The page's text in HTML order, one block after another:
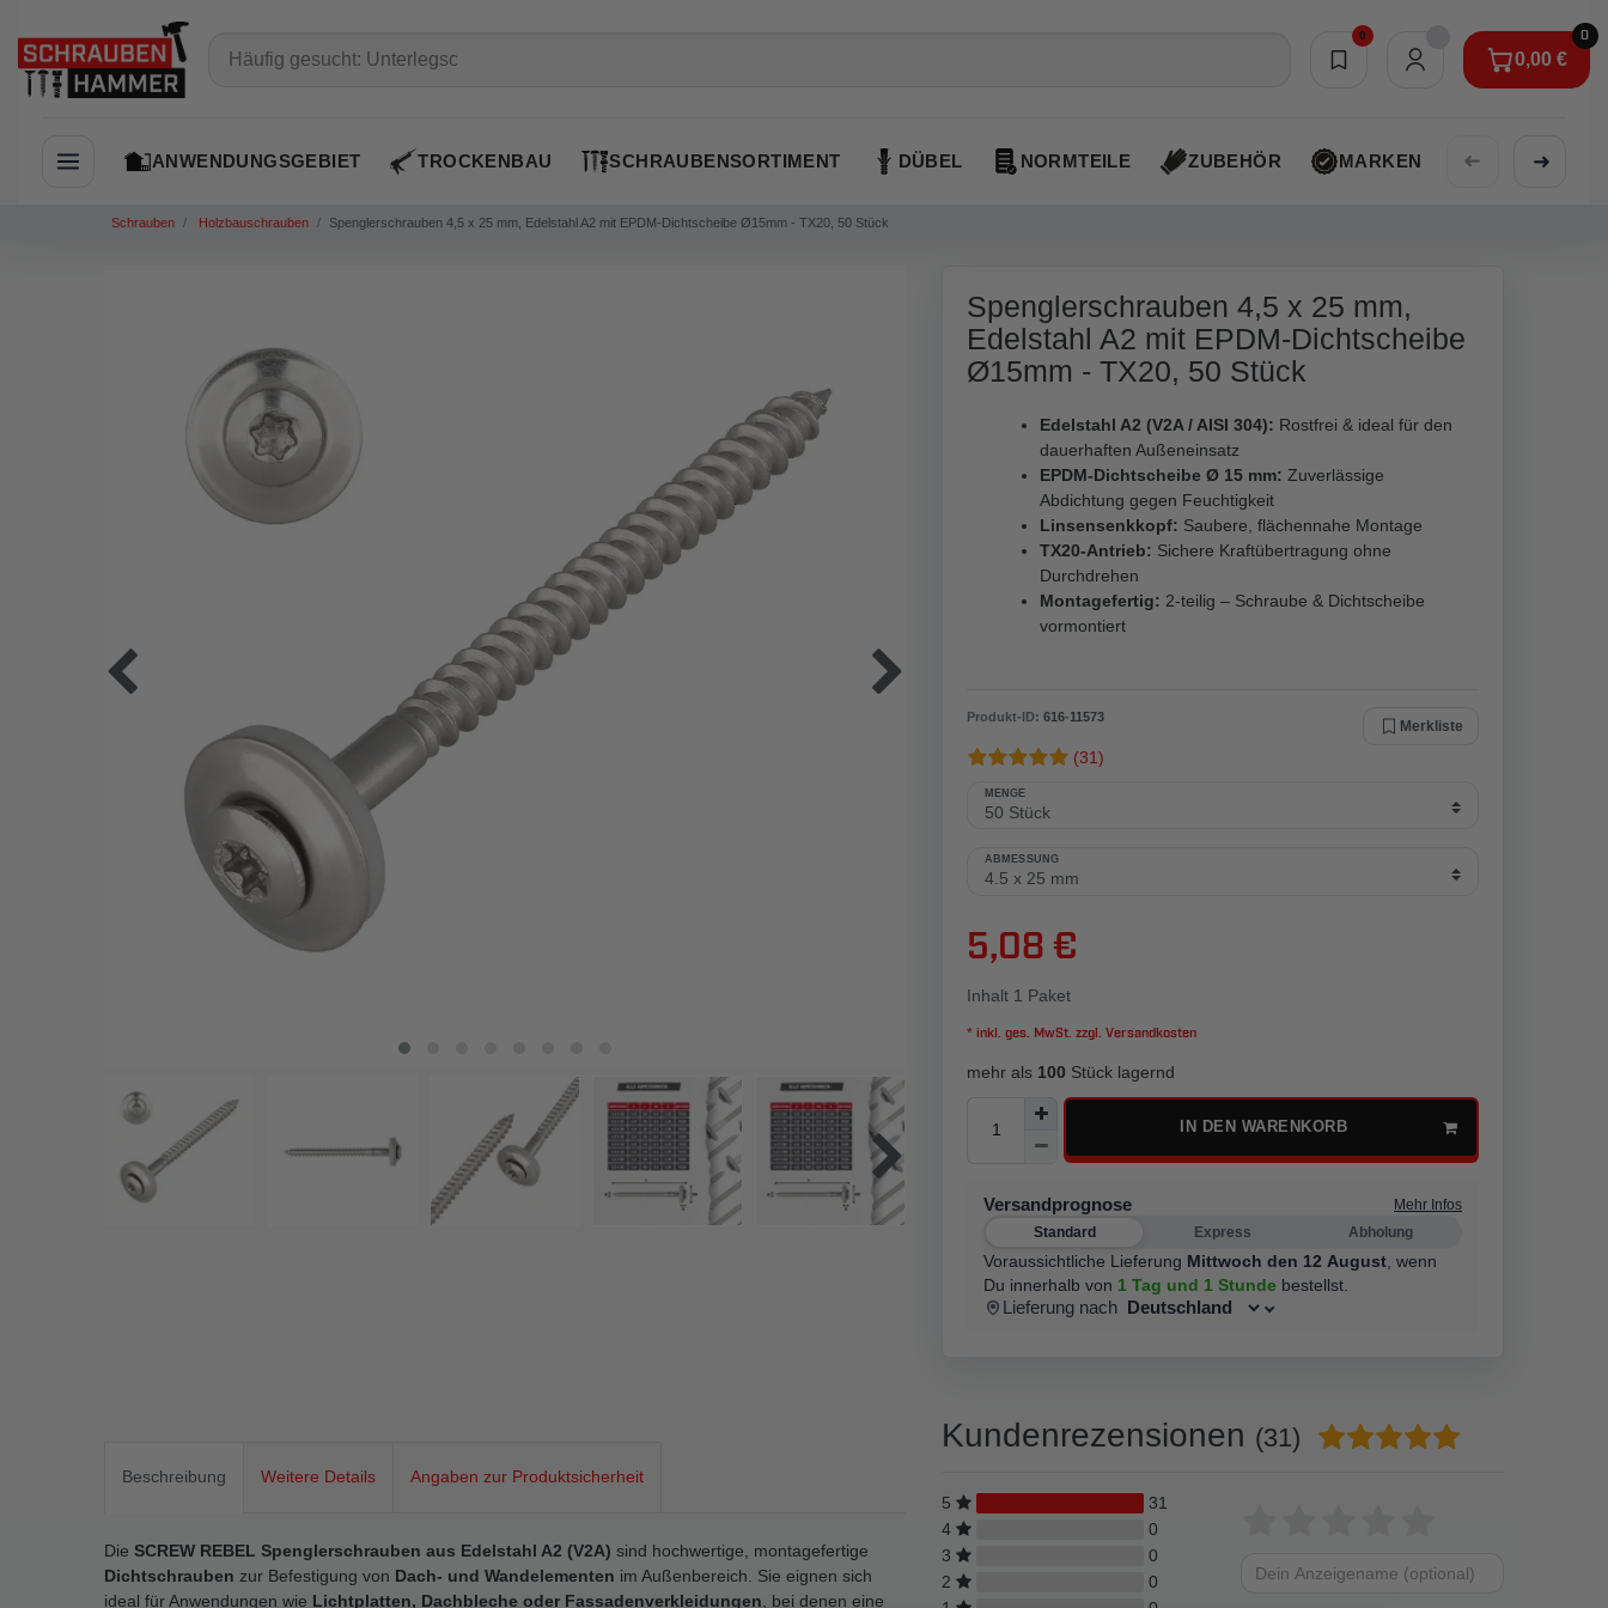
0
Merkliste
0
0,00 €
0,00 €
Navigation öffnen
ANWENDUNGSGEBIET TROCKENBAU SCHRAUBENSORTIMENT DÜBEL NORMTEILE ZUBEHÖR MARKEN AKTIONEN
➜ ➜
Schrauben Holzbauschrauben Spenglerschrauben 4,5 x 25 mm, Edelstahl A2 mit EPDM-Dichtscheibe Ø15mm - TX20, 50 Stück
Spenglerschrauben 4,5 x 25 mm,
Edelstahl A2 mit EPDM-Dichtscheibe
Ø15mm - TX20, 50 Stück
Edelstahl A2 (V2A / AISI 304): Rostfrei & ideal für den
dauerhaften Außeneinsatz
EPDM-Dichtscheibe Ø 15 mm: Zuverlässige
Abdichtung gegen Feuchtigkeit
Linsensenkkopf: Saubere, flächennahe Montage
TX20-Antrieb: Sichere Kraftübertragung ohne
Durchdrehen
Montagefertig: 2-teilig – Schraube & Dichtscheibe
vormontiert
Produkt-ID: 616-11573
Merkliste
(31)
MENGE
ABMESSUNG
5,08 €
Inhalt 1 Paket
* inkl. ges. MwSt. zzgl. Versandkosten
mehr als 100 Stück lagernd
IN DEN WARENKORB
Versandprognose
Mehr Infos
Standard
Express Abholung
Voraussichtliche Lieferung Mittwoch den 12 August, wenn
Du innerhalb von 1 Tag und 1 Stunde bestellst.
Lieferung nach
Beschreibung Weitere Details Angaben zur Produktsicherheit
Die SCREW REBEL Spenglerschrauben aus Edelstahl A2 (V2A) sind hochwertige, montagefertige
Dichtschrauben zur Befestigung von Dach- und Wandelementen im Außenbereich. Sie eignen sich
ideal für Anwendungen wie Lichtplatten, Dachbleche oder Fassadenverkleidungen , bei denen eine
Kundenrezensionen (31)
5
31
4
0
3
0
2
0
von
von
von
von
von